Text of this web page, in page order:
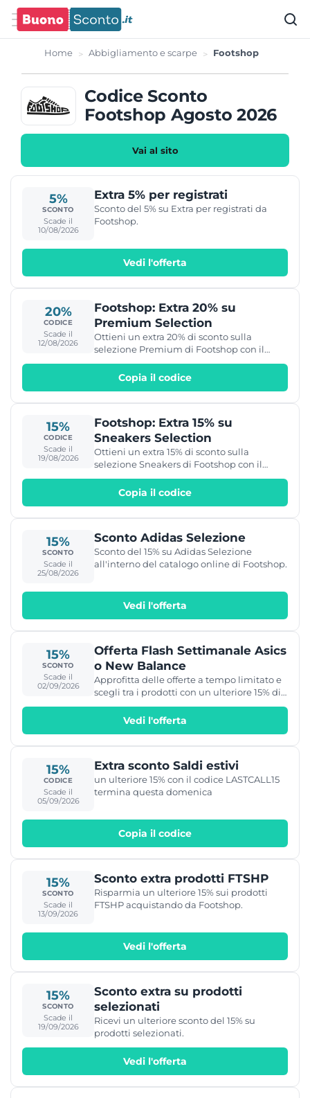
Home Abbigliamento e scarpe Footshop
Codice Sconto
Footshop Agosto 2026
Vai al sito
5%
SCONTO
Scade il
10/08/2026
Extra 5% per registrati
Sconto del 5% su Extra per registrati da
Footshop.
Vedi l'offerta
20%
CODICE
Scade il
12/08/2026
Footshop: Extra 20% su
Premium Selection
Ottieni un extra 20% di sconto sulla
selezione Premium di Footshop con il
codice PREMIUM20. Valido dal 6 al 12
agosto 2026.
Copia il codice
15%
CODICE
Scade il
19/08/2026
Footshop: Extra 15% su
Sneakers Selection
Ottieni un extra 15% di sconto sulla
selezione Sneakers di Footshop con il
codice FTW15. Valido dal 13 al 19 agosto
Copia il codice
15%
SCONTO
Scade il
25/08/2026
Sconto Adidas Selezione
Sconto del 15% su Adidas Selezione
all'interno del catalogo online di Footshop.
Vedi l'offerta
15%
SCONTO
Scade il
02/09/2026
Offerta Flash Settimanale Asics
o New Balance
Approfitta delle offerte a tempo limitato e
scegli tra i prodotti con un ulteriore 15% di
sconto.
Vedi l'offerta
15%
CODICE
Scade il
05/09/2026
Extra sconto Saldi estivi
un ulteriore 15% con il codice LASTCALL15
termina questa domenica
Copia il codice
15%
SCONTO
Scade il
13/09/2026
Sconto extra prodotti FTSHP
Risparmia un ulteriore 15% sui prodotti
FTSHP acquistando da Footshop.
Vedi l'offerta
15%
SCONTO
Scade il
19/09/2026
Sconto extra su prodotti
selezionati
Ricevi un ulteriore sconto del 15% su
prodotti selezionati.
Vedi l'offerta